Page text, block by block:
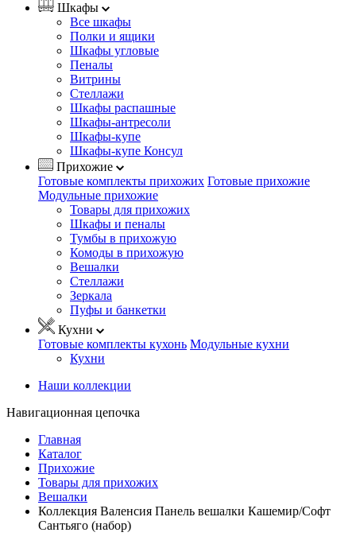
Шкафы
Все шкафы
Полки и ящики
Шкафы угловые
Пеналы
Витрины
Стеллажи
Шкафы распашные
Шкафы-антресоли
Шкафы-купе
Шкафы-купе Консул
Прихожие
Готовые комплекты прихожих Готовые прихожие
Модульные прихожие
Товары для прихожих
Шкафы и пеналы
Тумбы в прихожую
Комоды в прихожую
Вешалки
Стеллажи
Зеркала
Пуфы и банкетки
Кухни
Готовые комплекты кухонь Модульные кухни
Кухни
Наши коллекции
Навигационная цепочка
Главная
Каталог
Прихожие
Товары для прихожих
Вешалки
Коллекция Валенсия Панель вешалки Кашемир/Софт
Сантьяго (набор)